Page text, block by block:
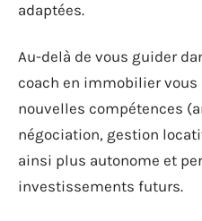
adaptées.
Au-delà de vous guider
coach en immobilier vous
nouvelles compétences
négociation, gestion
ainsi plus autonome et
investissements futurs.